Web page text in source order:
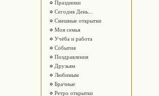
Праздники
Сегодня День...
Смешные открытки
Моя семья
Учёба и работа
События
Поздравления
Друзьям
Любимым
Брачные
Ретро открытки